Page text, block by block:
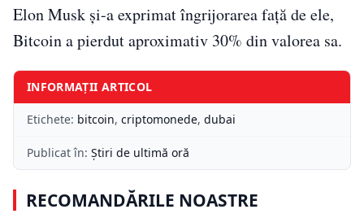
Elon Musk și-a exprimat îngrijorarea față de ele,
Bitcoin a pierdut aproximativ 30% din valorea sa.
INFORMAȚII ARTICOL
Etichete: bitcoin, criptomonede, dubai
Publicat în: Știri de ultimă oră
RECOMANDĂRILE NOASTRE